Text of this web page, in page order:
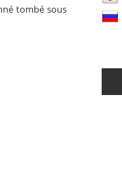
tombé sous